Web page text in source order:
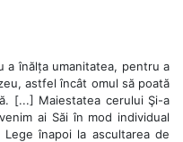
a înălța umanitatea, pentru a
astfel încât omul să poată
[...] Maiestatea cerului Şi-a
ai Săi în mod individual
înapoi la ascultarea de